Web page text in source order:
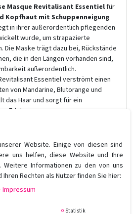
Masque Revitalisant Essentielfür
Kopfhaut mit Schuppenneigung
in ihrer außerordentlich pflegenden
wurde, um strapazierte
Die Maske trägt dazu bei, Rückstände
die in den Längen vorhanden sind,
außerordentlich.
Essentiel verströmt einen
von Mandarine, Blutorange und
das Haar und sorgt für ein
Erlebnis.
fettige Kopfhaut:
Micro-Peeling Cellulaire und
Anti-Pelliculaire, die Haarmaske
und zum Schluss das Nachtserum
Pelliculaire Intensif verwenden.
Anti-Schuppen-Wirkung zu
Website. Einige von diesen sind
uns helfen, diese Website und Ihre
Weitere Informationen zu den von uns
Rechten als Nutzer finden Sie hier:
Impressum
Statistik